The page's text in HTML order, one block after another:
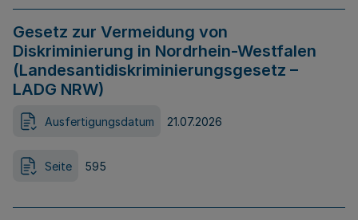
Gesetz zur Vermeidung von
Diskriminierung in Nordrhein-Westfalen
(Landesantidiskriminierungsgesetz –
LADG NRW)
Ausfertigungsdatum 21.07.2026
Seite 595